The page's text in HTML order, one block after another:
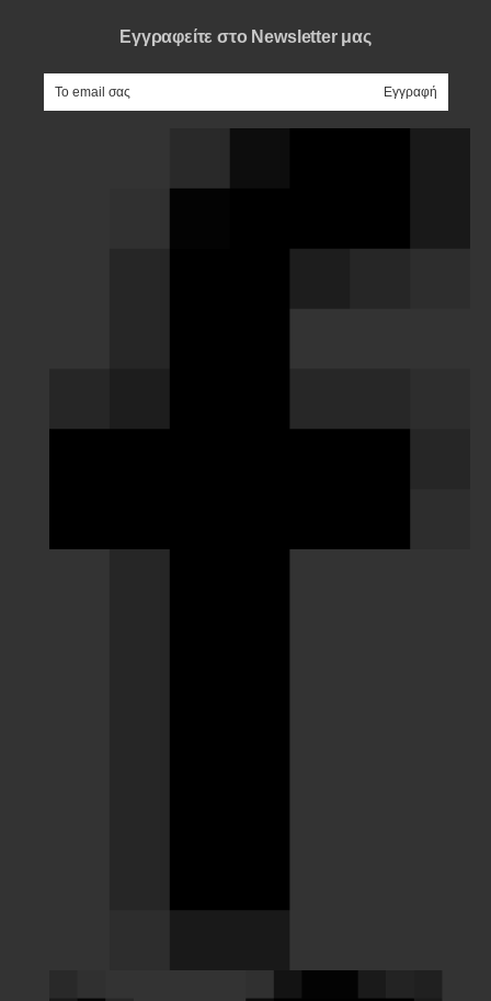
Εγγραφείτε στο Newsletter μας
e-mail